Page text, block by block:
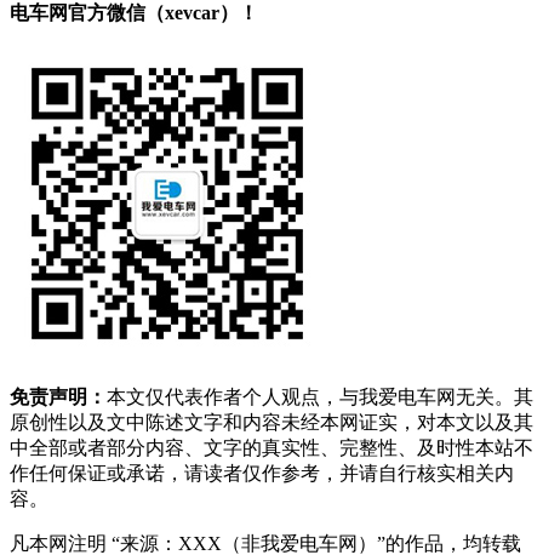
电车网官方微信（xevcar）！
免责声明： 本文仅代表作者个人观点，与我爱电车网无关。其
原创性以及文中陈述文字和内容未经本网证实，对本文以及其
中全部或者部分内容、文字的真实性、完整性、及时性本站不
作任何保证或承诺，请读者仅作参考，并请自行核实相关内
容。
凡本网注明 “来源：XXX（非我爱电车网）”的作品，均转载